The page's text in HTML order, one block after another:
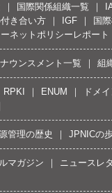
国際関係組織一覧
き合い方
IGF 国
ネットポリシーレポート
ウンスメント一覧 組
RPKI ENUM ドメ
管理の歴史 JPNICの
マガジン ニュースレ